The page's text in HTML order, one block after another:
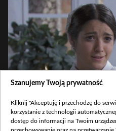
W nowym, 733. odcinku „Akacjowej 38”
Szanujemy Twoją prywatność
Kliknij "Akceptuję i przechodzę do
korzystanie z technologii
dostęp do informacji na Twoim